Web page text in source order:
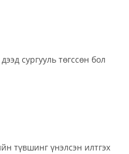
сургууль төгссөн бол
түвшинг үнэлсэн илтгэх